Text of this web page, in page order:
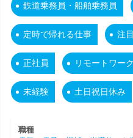
鉄道乗務員・船舶乗務員
定時で帰れる仕事 注
正社員 リモートワー
未経験 土日祝日休み
職種